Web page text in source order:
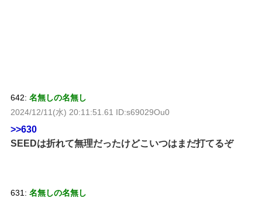
642: 名無しの名無し
2024/12/11(水) 20:11:51.61 ID:s69029Ou0
>>630
SEEDは折れて無理だったけどこいつはまだ打てるぞ
631: 名無しの名無し